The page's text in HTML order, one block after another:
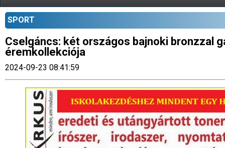
SPORT
Cselgáncs: két országos bajnoki bronzzal
éremkollekciója
2024-09-23 08:41:59